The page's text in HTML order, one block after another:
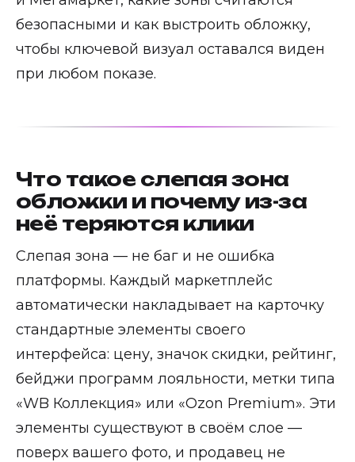
безопасными и как выстроить обложку,
чтобы ключевой визуал оставался виден
при любом показе.
Что такое слепая зона
обложки и почему из-за
неё теряются клики
Слепая зона — не баг и не ошибка
платформы. Каждый маркетплейс
автоматически накладывает на карточку
стандартные элементы своего
интерфейса: цену, значок скидки, рейтинг,
бейджи программ лояльности, метки типа
«WB Коллекция» или «Ozon Premium». Эти
элементы существуют в своём слое —
поверх вашего фото, и продавец не